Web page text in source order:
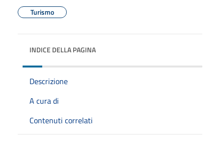
Turismo
INDICE DELLA PAGINA
Descrizione
A cura di
Contenuti correlati